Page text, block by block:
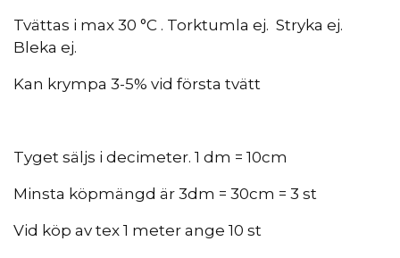
Tvättas i max 30 °C . Torktumla ej. Stryka ej.
Bleka ej.
Kan krympa 3-5% vid första tvätt
Tyget säljs i decimeter. 1 dm = 10cm
Minsta köpmängd är 3dm = 30cm = 3 st
Vid köp av tex 1 meter ange 10 st